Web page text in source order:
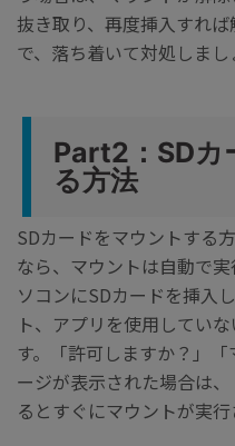
抜き取り、再度挿入すれ
で、落ち着いて対処しまし
Part2：SDカ
る方法
SDカードをマウントする
なら、マウントは自動で
ソコンにSDカードを挿入
ト、アプリを使用してい
す。「許可しますか？」
ージが表示された場合は
るとすぐにマウントが実行